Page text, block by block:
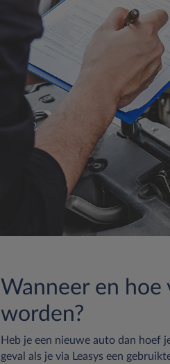
Wanneer en hoe
worden?
Heb je een nieuwe auto dan hoef
geval als je via Leasys een